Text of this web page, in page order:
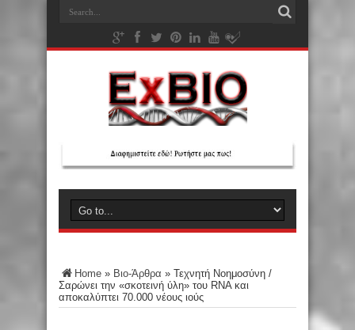
Home » Βιο-Άρθρα » Τεχνητή Νοημοσύνη /
Σαρώνει την «σκοτεινή ύλη» του RNA και
αποκαλύπτει 70.000 νέους ιούς